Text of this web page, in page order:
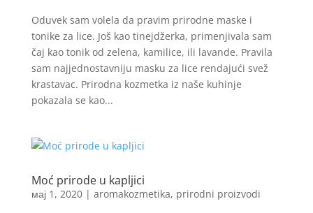
Oduvek sam volela da pravim prirodne maske i
tonike za lice. Još kao tinejdžerka, primenjivala sam
čaj kao tonik od zelena, kamilice, ili lavande. Pravila
sam najjednostavniju masku za lice rendajući svež
krastavac. Prirodna kozmetka iz naše kuhinje
pokazala se kao...
Moć prirode u kapljici
мај 1, 2020| aromakozmetika, prirodni proizvodi